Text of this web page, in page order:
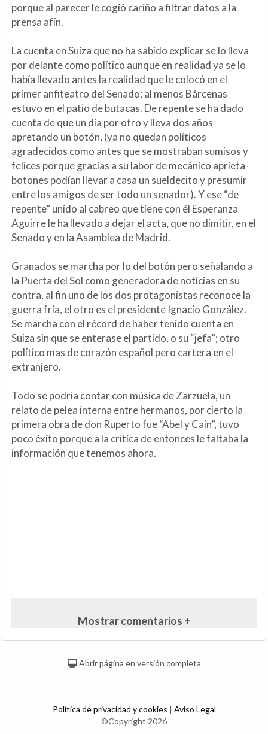
porque al parecer le cogió cariño a filtrar datos a la
prensa afín.
La cuenta en Suiza que no ha sabido explicar se lo lleva
por delante como político aunque en realidad ya se lo
había llevado antes la realidad que le colocó en el
primer anfiteatro del Senado; al menos Bárcenas
estuvo en el patio de butacas. De repente se ha dado
cuenta de que un día por otro y lleva dos años
apretando un botón, (ya no quedan políticos
agradecidos como antes que se mostraban sumisos y
felices porque gracias a su labor de mecánico aprieta-
botones podían llevar a casa un sueldecito y presumir
entre los amigos de ser todo un senador). Y ese “de
repente” unido al cabreo que tiene con él Esperanza
Aguirre le ha llevado a dejar el acta, que no dimitir, en el
Senado y en la Asamblea de Madrid.
Granados se marcha por lo del botón pero señalando a
la Puerta del Sol como generadora de noticias en su
contra, al fin uno de los dos protagonistas reconoce la
guerra fría, el otro es el presidente Ignacio González.
Se marcha con el récord de haber tenido cuenta en
Suiza sin que se enterase el partido, o su “jefa”; otro
político mas de corazón español pero cartera en el
extranjero.
Todo se podría contar con música de Zarzuela, un
relato de pelea interna entre hermanos, por cierto la
primera obra de don Ruperto fue “Abel y Caín”, tuvo
poco éxito porque a la crítica de entonces le faltaba la
información que tenemos ahora.
Mostrar comentarios +
Abrir página en versión completa
Política de privacidad y cookies | Aviso Legal
©Copyright 2026